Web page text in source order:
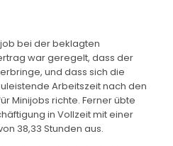
bei der beklagten
war geregelt, dass der
und dass sich die
Arbeitszeit nach den
Minijobs richte. Ferner übte
in Vollzeit mit einer
38,33 Stunden aus.